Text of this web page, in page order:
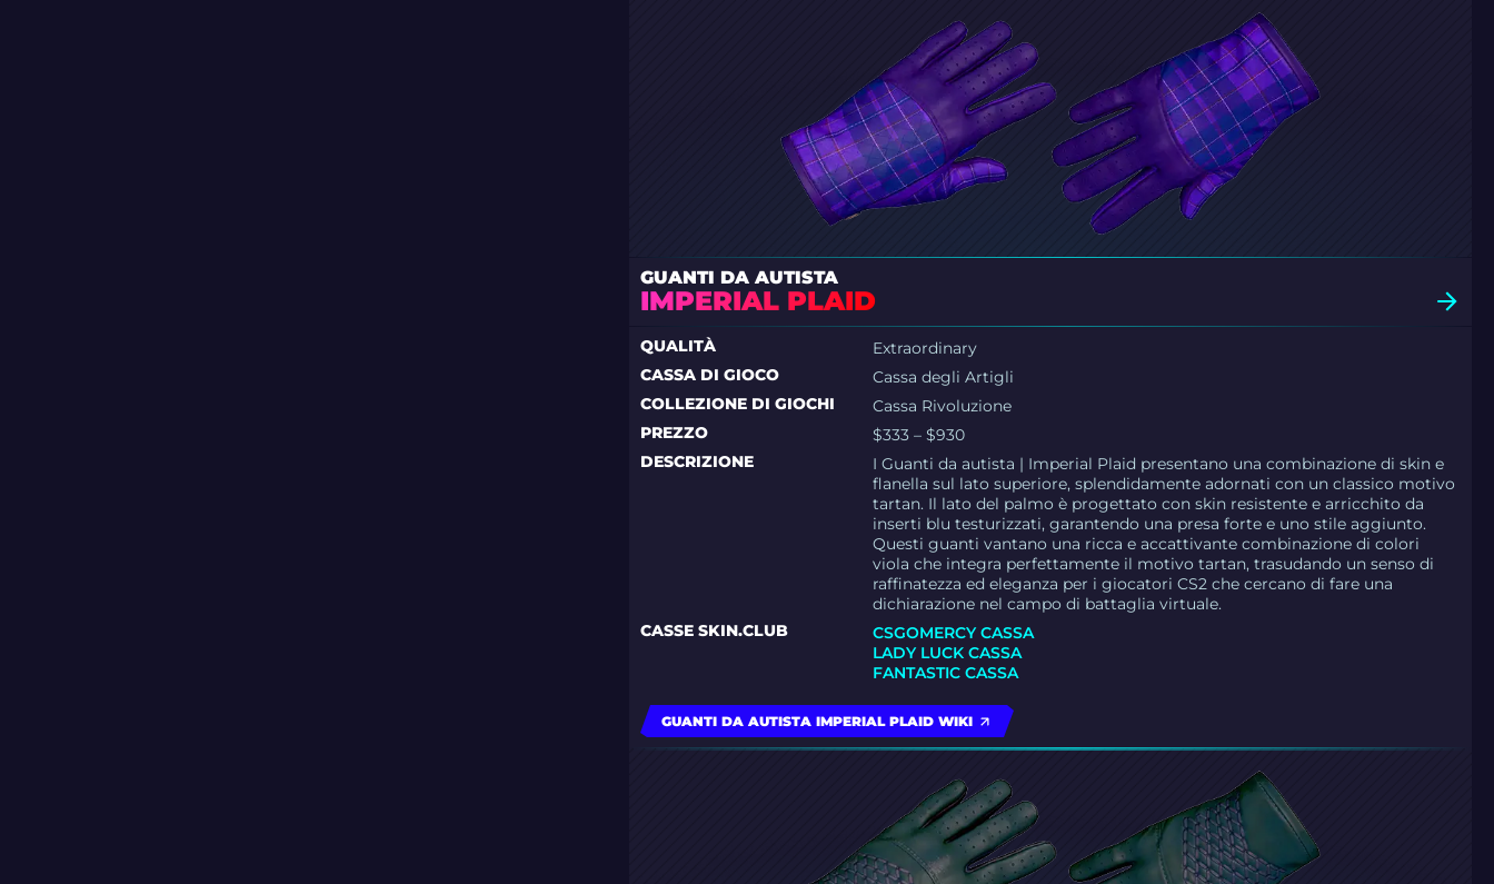
GUANTI DA AUTISTA
IMPERIAL PLAID
QUALITÀ
Extraordinary
CASSA DI GIOCO
Cassa degli Artigli
COLLEZIONE DI GIOCHI
Cassa Rivoluzione
PREZZO
$333 – $930
DESCRIZIONE
I Guanti da autista | Imperial Plaid presentano una combinazione di skin e
flanella sul lato superiore, splendidamente adornati con un classico motivo
tartan. Il lato del palmo è progettato con skin resistente e arricchito da
inserti blu testurizzati, garantendo una presa forte e uno stile aggiunto.
Questi guanti vantano una ricca e accattivante combinazione di colori
viola che integra perfettamente il motivo tartan, trasudando un senso di
raffinatezza ed eleganza per i giocatori CS2 che cercano di fare una
dichiarazione nel campo di battaglia virtuale.
CASSE SKIN.CLUB
CSGOMERCY CASSA
LADY LUCK CASSA
FANTASTIC CASSA
GUANTI DA AUTISTA IMPERIAL PLAID WIKI